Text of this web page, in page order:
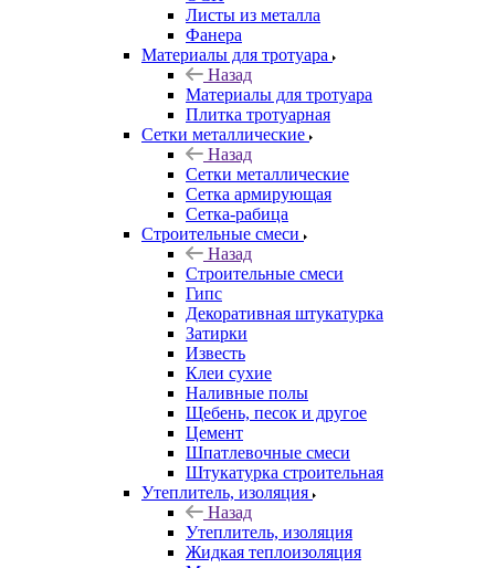
Листы из металла
Фанера
Материалы для тротуара
Назад
Материалы для тротуара
Плитка тротуарная
Сетки металлические
Назад
Сетки металлические
Сетка армирующая
Сетка-рабица
Строительные смеси
Назад
Строительные смеси
Гипс
Декоративная штукатурка
Затирки
Известь
Клеи сухие
Наливные полы
Щебень, песок и другое
Цемент
Шпатлевочные смеси
Штукатурка строительная
Утеплитель, изоляция
Назад
Утеплитель, изоляция
Жидкая теплоизоляция